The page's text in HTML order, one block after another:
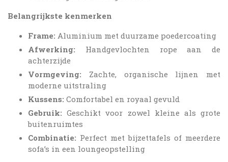
Belangrijkste kenmerken
Frame: Aluminium met duurzame poedercoating
Afwerking: Handgevlochten rope aan de
achterzijde
Vormgeving: Zachte, organische lijnen met
moderne uitstraling
Kussens: Comfortabel en royaal gevuld
Gebruik: Geschikt voor zowel kleine als grote
buitenruimtes
Combinatie: Perfect met bijzettafels of meerdere
sofa’s in een loungeopstelling